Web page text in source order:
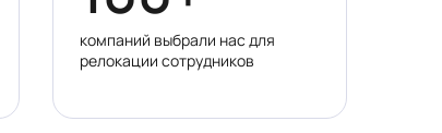
компаний выбрали нас для
релокации сотрудников